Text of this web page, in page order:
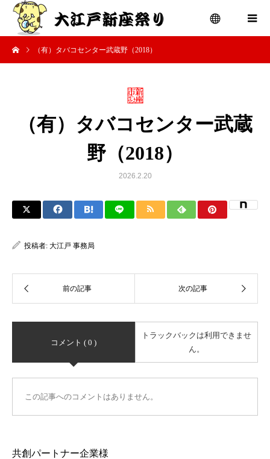
（有）タバコセンター武蔵野（2018）
（有）タバコセンター武蔵
野（2018）
2026.2.20
投稿者: 大江戸 事務局
コメント ( 0 )
トラックバックは利用できませ
ん。
この記事へのコメントはありません。
共創パートナー企業様